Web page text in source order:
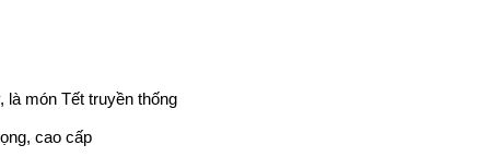
là món Tết truyền thống
cao cấp